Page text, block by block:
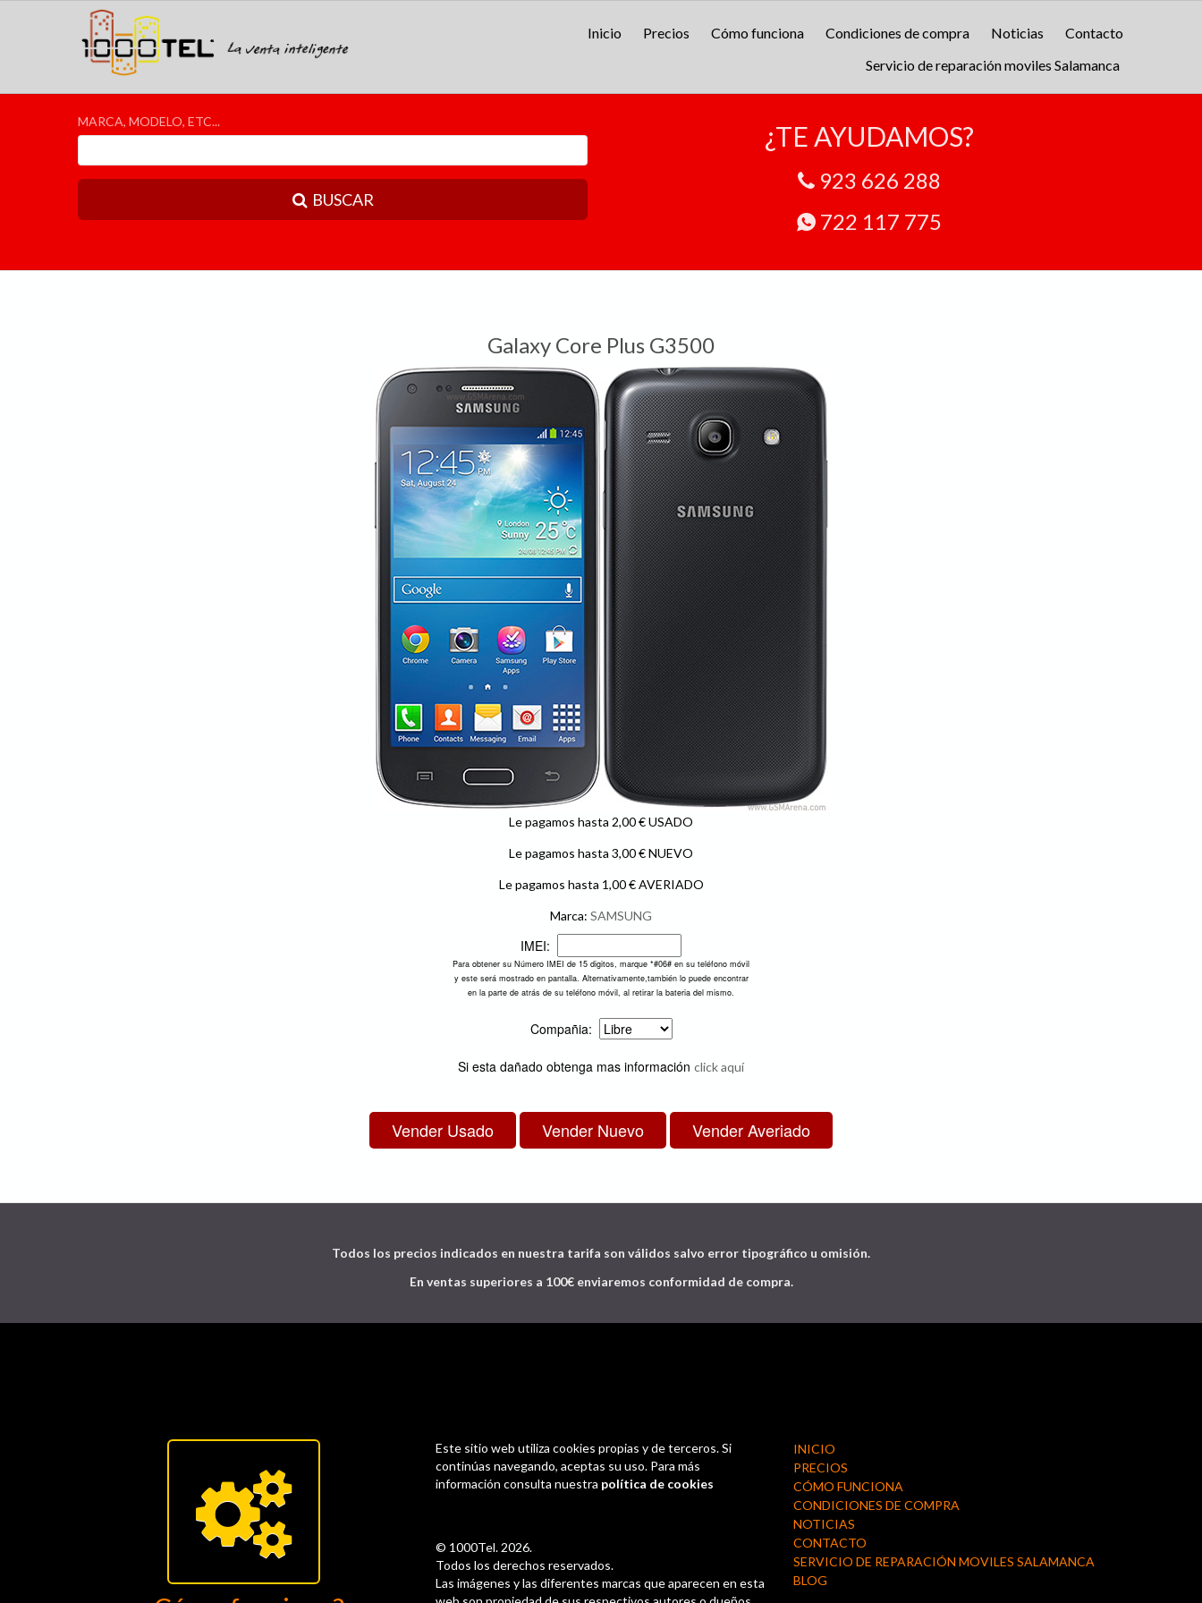
Inicio Precios Cómo funciona Condiciones de compra Noticias
Contacto
Servicio de reparación moviles Salamanca
MARCA, MODELO, ETC...
BUSCAR
¿TE AYUDAMOS?
923 626 288
722 117 775
Galaxy Core Plus G3500
Le pagamos hasta 2,00 € USADO
Le pagamos hasta 3,00 € NUEVO
Le pagamos hasta 1,00 € AVERIADO
Marca: SAMSUNG
IMEI:
Para obtener su Número IMEI de 15 digitos, marque *#06# en su teléfono móvil
y este será mostrado en pantalla. Alternativamente,también lo puede encontrar
en la parte de atrás de su teléfono móvil, al retirar la bateria del mismo.
Compañia:
Si esta dañado obtenga mas información click aquí
Todos los precios indicados en nuestra tarifa son válidos salvo error tipográfico u omisión.
En ventas superiores a 100€ enviaremos conformidad de compra.
Este sitio web utiliza cookies propias y de terceros. Si
continúas navegando, aceptas su uso. Para más
información consulta nuestra política de cookies
© 1000Tel. 2026.
Todos los derechos reservados.
Las imágenes y las diferentes marcas que aparecen en esta
INICIO
PRECIOS
CÓMO FUNCIONA
CONDICIONES DE COMPRA
NOTICIAS
CONTACTO
SERVICIO DE REPARACIÓN MOVILES SALAMANCA
BLOG